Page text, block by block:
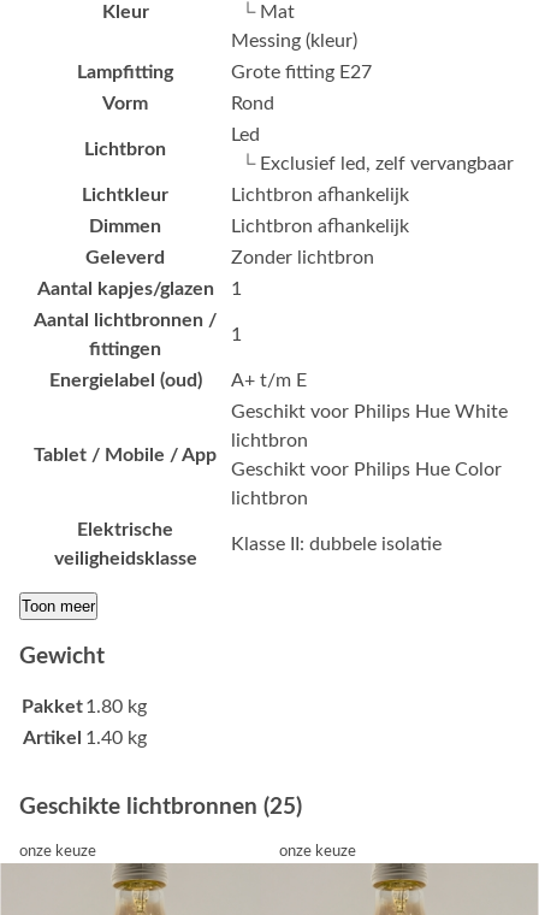
Kleur
└ Mat
Messing (kleur)
Lampfitting
Grote fitting E27
Vorm
Rond
Lichtbron
Led
└ Exclusief led, zelf vervangbaar
Lichtkleur
Lichtbron afhankelijk
Dimmen
Lichtbron afhankelijk
Geleverd
Zonder lichtbron
Aantal kapjes/glazen
1
Aantal lichtbronnen /
fittingen
1
Energielabel (oud) A+ t/m E
Tablet / Mobile / App
Geschikt voor Philips Hue White
lichtbron
Geschikt voor Philips Hue Color
lichtbron
Elektrische
veiligheidsklasse
Klasse II: dubbele isolatie
Toon meer
Gewicht
Pakket1.80 kg
Artikel 1.40 kg
Geschikte lichtbronnen (25)
onze keuze onze keuze